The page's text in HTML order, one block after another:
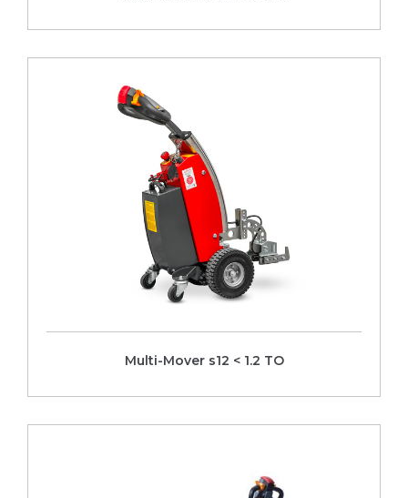
Multi-Mover s12 < 1.2 TO